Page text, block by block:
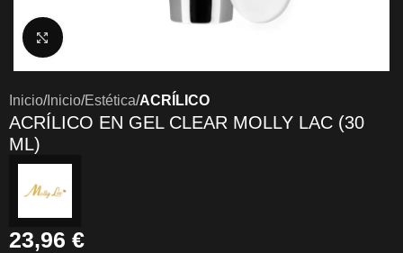
Clic para ampliar
Inicio Inicio Estética ACRÍLICO
ACRÍLICO EN GEL CLEAR MOLLY LAC (30
ML)
23,96 €